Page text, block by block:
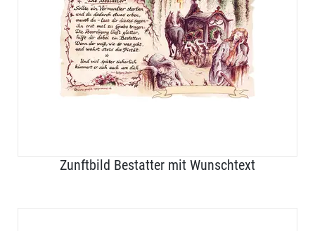
Zunftbild Bestatter mit Wunschtext